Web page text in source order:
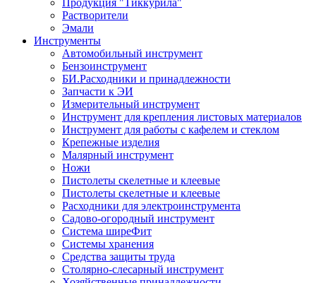
Продукция "Тиккурила"
Растворители
Эмали
Инструменты
Автомобильный инструмент
Бензоинструмент
БИ.Расходники и принадлежности
Запчасти к ЭИ
Измерительный инструмент
Инструмент для крепления листовых материалов
Инструмент для работы с кафелем и стеклом
Крепежные изделия
Малярный инструмент
Ножи
Пистолеты скелетные и клеевые
Пистолеты скелетные и клеевые
Расходники для электроинструмента
Садово-огородный инструмент
Система ширеФит
Системы хранения
Средства защиты труда
Столярно-слесарный инструмент